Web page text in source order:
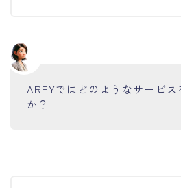
AREYではどのようなサービ
か？